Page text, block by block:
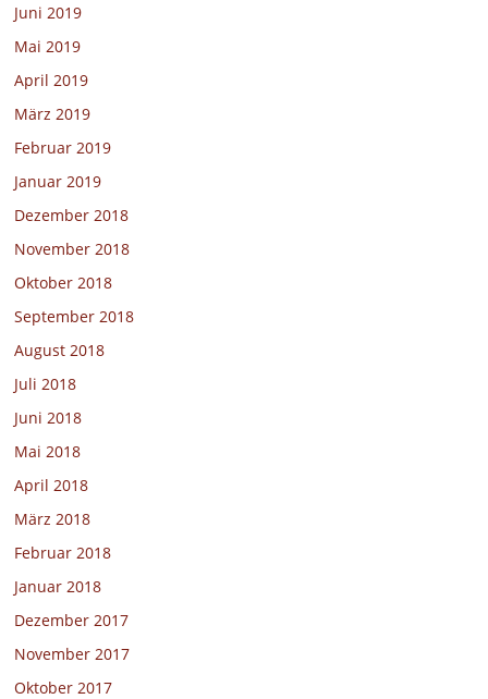
Juni 2019
Mai 2019
April 2019
März 2019
Februar 2019
Januar 2019
Dezember 2018
November 2018
Oktober 2018
September 2018
August 2018
Juli 2018
Juni 2018
Mai 2018
April 2018
März 2018
Februar 2018
Januar 2018
Dezember 2017
November 2017
Oktober 2017